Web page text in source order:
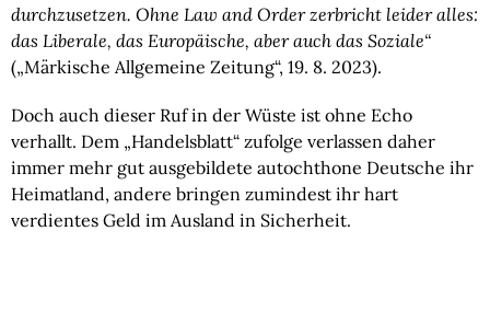
durchzusetzen. Ohne Law and Order zerbricht leider alles:
das Liberale, das Europäische, aber auch das Soziale“
(„Märkische Allgemeine Zeitung“, 19. 8. 2023).
Doch auch dieser Ruf in der Wüste ist ohne Echo
verhallt. Dem „Handelsblatt“ zufolge verlassen daher
immer mehr gut ausgebildete autochthone Deutsche ihr
Heimatland, andere bringen zumindest ihr hart
verdientes Geld im Ausland in Sicherheit.